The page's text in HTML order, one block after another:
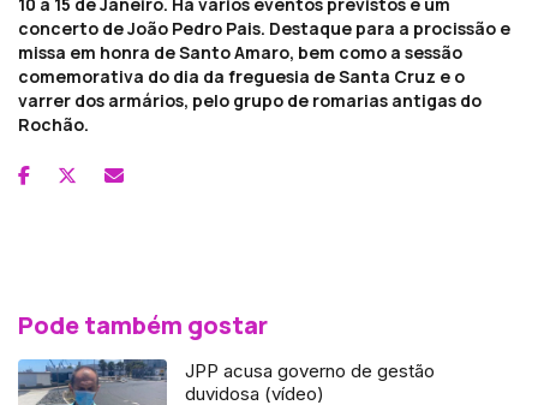
concerto de João Pedro Pais. Destaque para a procissão e
missa em honra de Santo Amaro, bem como a sessão
comemorativa do dia da freguesia de Santa Cruz e o
varrer dos armários, pelo grupo de romarias antigas do
Rochão.
Pode também gostar
JPP acusa governo de gestão
duvidosa (vídeo)